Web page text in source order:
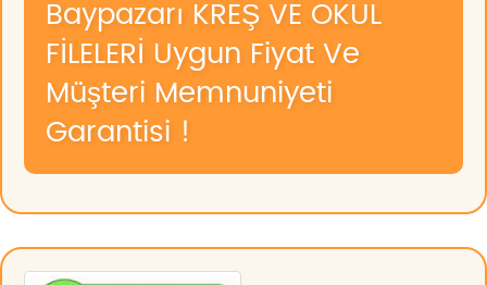
Baypazarı KREŞ VE OKUL
FİLELERİ Uygun Fiyat Ve
Müşteri Memnuniyeti
Garantisi !